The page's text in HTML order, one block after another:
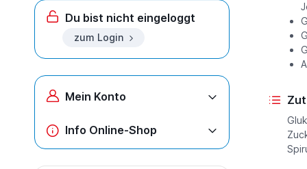
Du bist nicht eingeloggt
zum Login
Mein Konto
Info Online-Shop